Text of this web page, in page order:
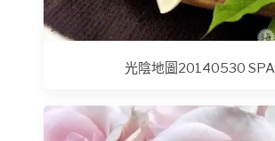
光陰地圖20140530 SPA